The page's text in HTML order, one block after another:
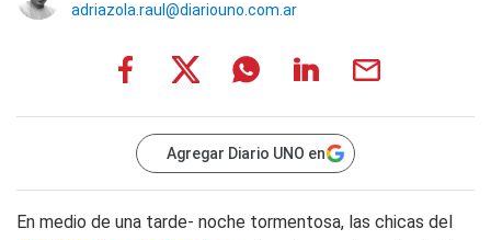
adriazola.raul@diariouno.com.ar
Agregar Diario UNO en
En medio de una tarde- noche tormentosa, las chicas del